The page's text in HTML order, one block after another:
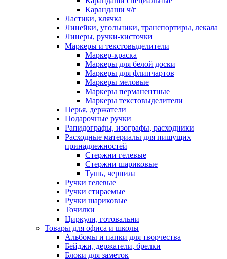
Карандаши ч/г
Ластики, клячка
Линейки, угольники, транспортиры, лекала
Линеры, ручки-кисточки
Маркеры и текстовыделители
Маркер-краска
Маркеры для белой доски
Маркеры для флипчартов
Маркеры меловые
Маркеры перманентные
Маркеры текстовыделители
Перья, держатели
Подарочные ручки
Рапидографы, изографы, расходники
Расходные материалы для пишущих
принадлежностей
Стержни гелевые
Стержни шариковые
Тушь, чернила
Ручки гелевые
Ручки стираемые
Ручки шариковые
Точилки
Циркули, готовальни
Товары для офиса и школы
Альбомы и папки для творчества
Бейджи, держатели, брелки
Блоки для заметок